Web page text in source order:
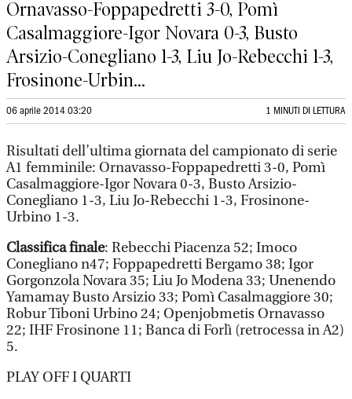
Ornavasso-Foppapedretti 3-0, Pomì
Casalmaggiore-Igor Novara 0-3, Busto
Arsizio-Conegliano 1-3, Liu Jo-Rebecchi 1-3,
Frosinone-Urbin...
06 aprile 2014 03:20 1 MINUTI DI LETTURA
Risultati dell’ultima giornata del campionato di serie
A1 femminile: Ornavasso-Foppapedretti 3-0, Pomì
Casalmaggiore-Igor Novara 0-3, Busto Arsizio-
Conegliano 1-3, Liu Jo-Rebecchi 1-3, Frosinone-
Urbino 1-3.
Classifica finale: Rebecchi Piacenza 52; Imoco
Conegliano n47; Foppapedretti Bergamo 38; Igor
Gorgonzola Novara 35; Liu Jo Modena 33; Unenendo
Yamamay Busto Arsizio 33; Pomì Casalmaggiore 30;
Robur Tiboni Urbino 24; Openjobmetis Ornavasso
22; IHF Frosinone 11; Banca di Forlì (retrocessa in A2)
5.
PLAY OFF I QUARTI